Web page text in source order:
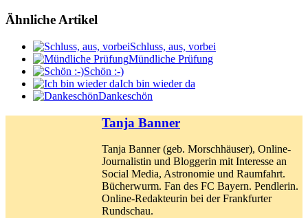
Ähnliche Artikel
Schluss, aus, vorbei
Mündliche Prüfung
Schön :-)
Ich bin wieder da
Dankeschön
Tanja Banner
Tanja Banner (geb. Morschhäuser), Online-
Journalistin und Bloggerin mit Interesse an
Social Media, Astronomie und Raumfahrt.
Bücherwurm. Fan des FC Bayern. Pendlerin.
Online-Redakteurin bei der Frankfurter
Rundschau.